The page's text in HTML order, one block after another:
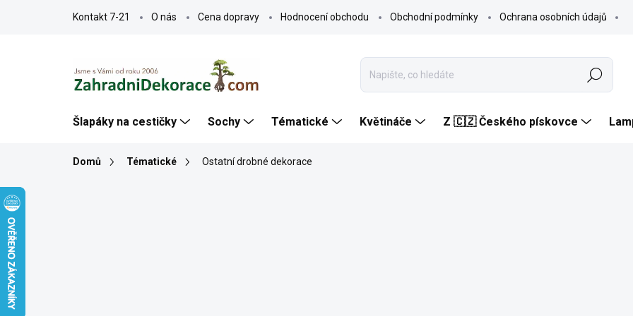
Kontakt 7-21 O nás Cena dopravy Hodnocení obchodu Obchodní podmínky Ochrana osobních údajů
Hledat
Šlapáky na cestičky Sochy Tématické Květináče Z 🇨🇿 Českého pískovce
Domů Tématické Ostatní drobné dekorace